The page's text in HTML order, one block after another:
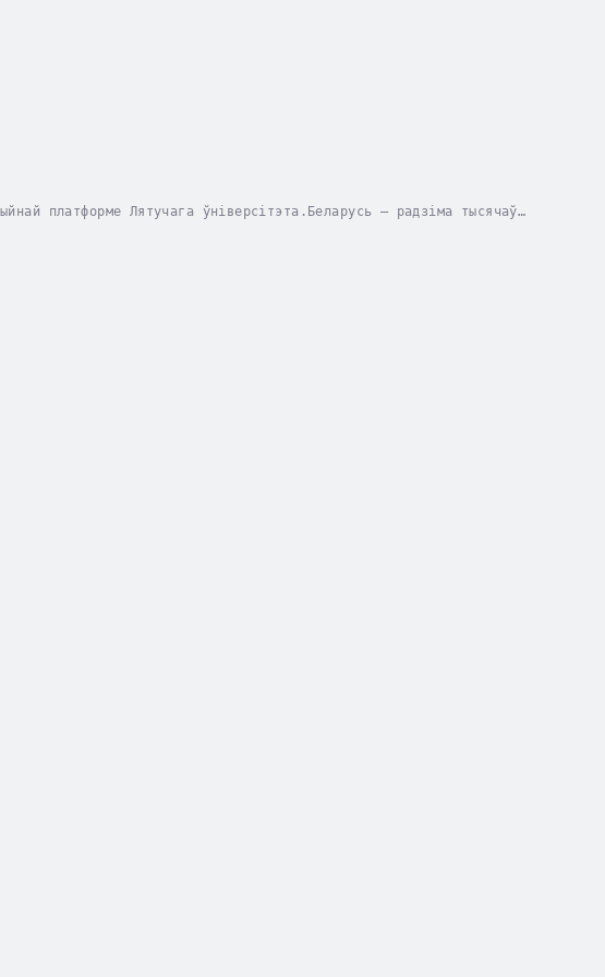
платформе Лятучага ўніверсітэта.Беларусь – радзіма тысячаў